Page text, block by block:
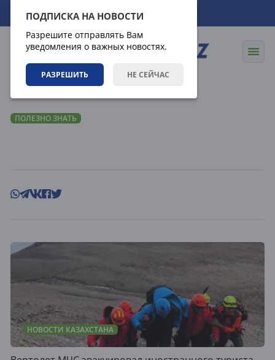
ПОДПИСКА НА НОВОСТИ
Разрешите отправлять Вам
уведомления о важных новостях.
РАЗРЕШИТЬ НЕ СЕЙЧАС
08.08.2026 10:04:47
ПОЛЕЗНО ЗНАТЬ
НОВОСТИ КАЗАХСТАНА